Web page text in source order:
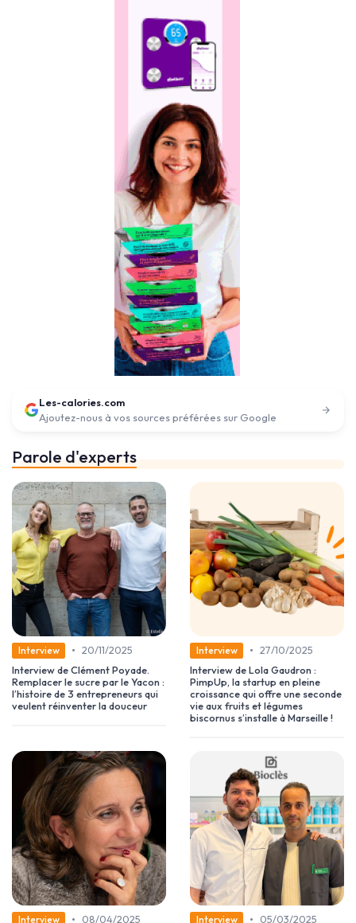
Les-calories.com
Ajoutez-nous à vos sources préférées sur Google
Parole d'experts
Interview • 20/11/2025
Interview de Clément Poyade.
Remplacer le sucre par le Yacon :
l’histoire de 3 entrepreneurs qui
veulent réinventer la douceur
Interview • 27/10/2025
Interview de Lola Gaudron :
PimpUp, la startup en pleine
croissance qui offre une seconde
vie aux fruits et légumes
biscornus s’installe à Marseille !
Interview •
08/04/2025
Interview •
05/03/2025